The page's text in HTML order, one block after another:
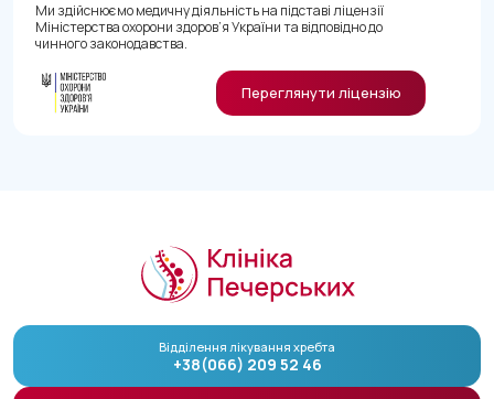
Ми здійснюємо медичну діяльність на підставі ліцензії
Міністерства охорони здоров’я України та відповідно до
чинного законодавства.
Переглянути ліцензію
Відділення лікування хребта
+38(066) 209 52 46